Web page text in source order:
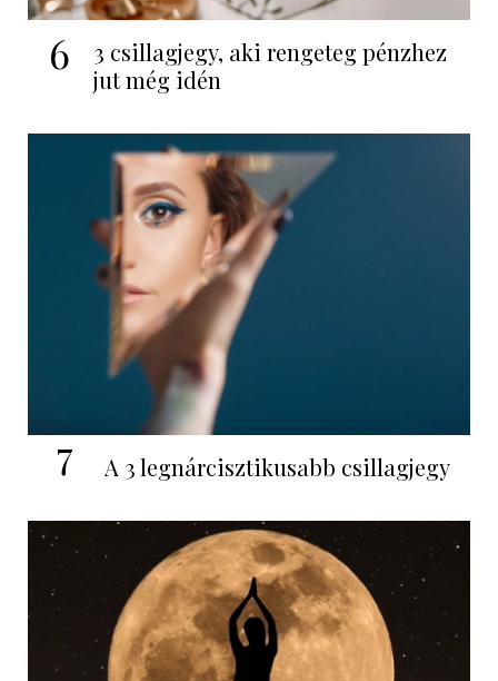
6
3 csillagjegy, aki rengeteg pénzhez
jut még idén
7 A 3 legnárcisztikusabb csillagjegy